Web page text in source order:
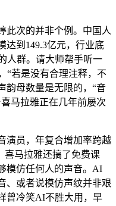
次的并非个例。中国人
达到149.3亿元，行业底
人群。请大师帮手听一
“若是没有合理注释，不
韵母数量是无限的，“音
马拉雅正在几年前屡次
员，年复合增加率跨越
喜马拉雅还搞了免费课
模仿任何人的声音。AI
、或者说模仿声纹并非艰
曾冷笑AI不胜大用，早